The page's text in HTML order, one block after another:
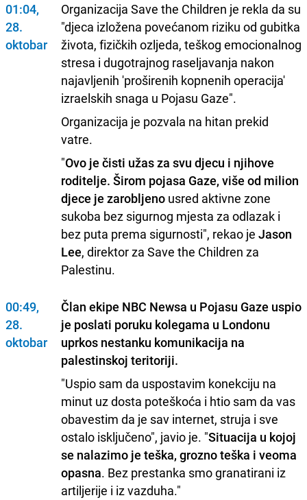
01:04,
28.
oktobar
Organizacija Save the Children je rekla da su
"djeca izložena povećanom riziku od gubitka
života, fizičkih ozljeda, teškog emocionalnog
stresa i dugotrajnog raseljavanja nakon
najavljenih 'proširenih kopnenih operacija'
izraelskih snaga u Pojasu Gaze".
Organizacija je pozvala na hitan prekid
vatre.
"Ovo je čisti užas za svu djecu i njihove
roditelje. Širom pojasa Gaze, više od milion
djece je zarobljeno usred aktivne zone
sukoba bez sigurnog mjesta za odlazak i
bez puta prema sigurnosti", rekao je Jason
Lee, direktor za Save the Children za
Palestinu.
00:49,
28.
oktobar
Član ekipe NBC Newsa u Pojasu Gaze uspio
je poslati poruku kolegama u Londonu
uprkos nestanku komunikacija na
palestinskoj teritoriji.
"Uspio sam da uspostavim konekciju na
minut uz dosta poteškoća i htio sam da vas
obavestim da je sav internet, struja i sve
ostalo isključeno", javio je. "Situacija u kojoj
se nalazimo je teška, grozno teška i veoma
opasna. Bez prestanka smo granatirani iz
artiljerije i iz vazduha."